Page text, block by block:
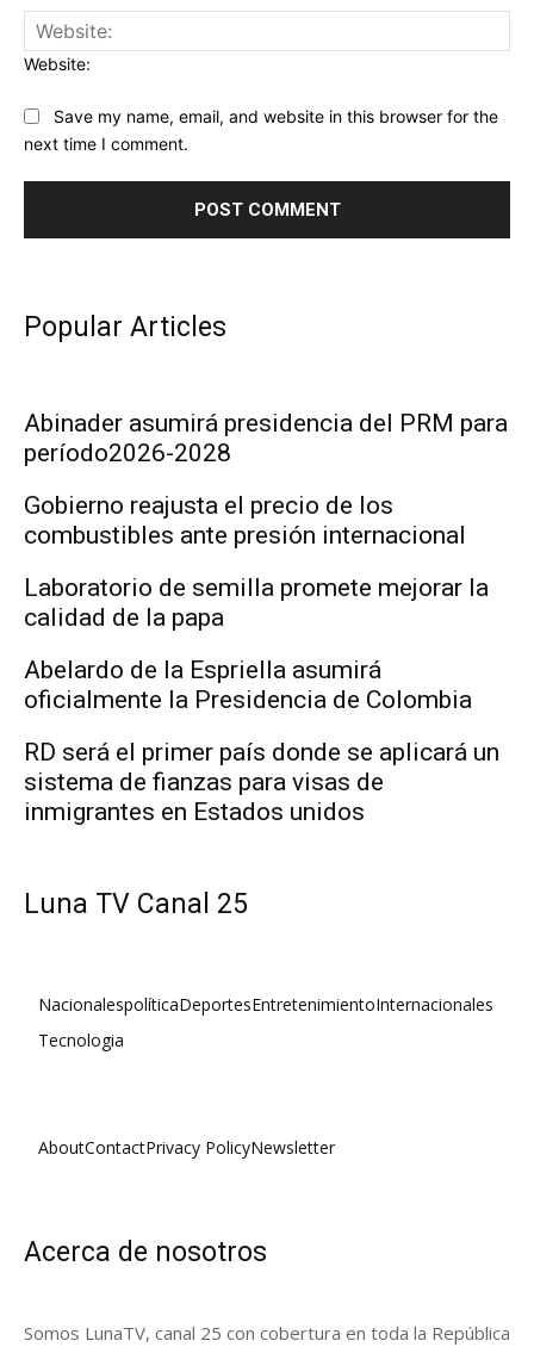
Website:
Save my name, email, and website in this browser for the
next time I comment.
Popular Articles
Abinader asumirá presidencia del PRM para
período2026-2028
Gobierno reajusta el precio de los
combustibles ante presión internacional
Laboratorio de semilla promete mejorar la
calidad de la papa
Abelardo de la Espriella asumirá
oficialmente la Presidencia de Colombia
RD será el primer país donde se aplicará un
sistema de fianzas para visas de
inmigrantes en Estados unidos
Luna TV Canal 25
NacionalespolíticaDeportesEntretenimientoInternacionales
Tecnologia
AboutContactPrivacy PolicyNewsletter
Acerca de nosotros
Somos LunaTV, canal 25 con cobertura en toda la República